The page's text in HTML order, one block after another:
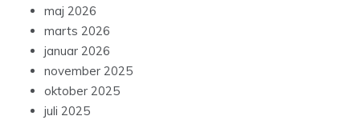
maj 2026
marts 2026
januar 2026
november 2025
oktober 2025
juli 2025